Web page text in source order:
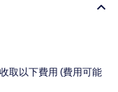
取以下費用 (費用可能